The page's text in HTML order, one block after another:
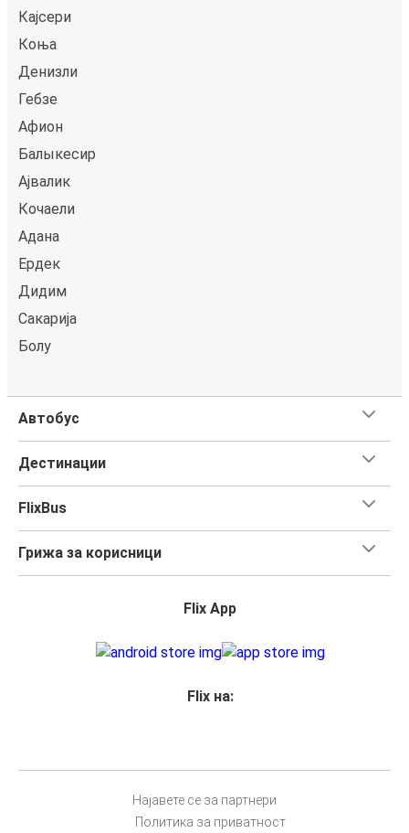
Кајсери
Коња
Денизли
Гебзе
Афион
Балыкесир
Ajвалик
Кoчаели
Адана
Ердек
Дидим
Сакарија
Болу
Автобус
Дестинации
FlixBus
Грижа за корисници
Flix App
Flix на:
Најавете се за партнери
Политика за приватност